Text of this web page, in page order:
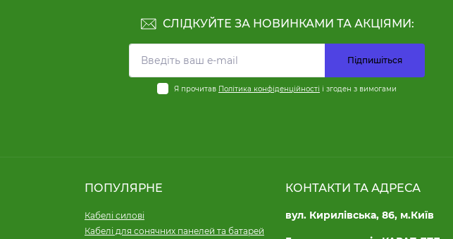
СЛІДКУЙТЕ ЗА НОВИНКАМИ ТА АКЦІЯМИ:
Підпишіться
Я прочитав Політика конфіденційності і згоден з вимогами
ПОПУЛЯРНЕ
Кабелі силові
Кабелі для сонячних панелей та батарей
КОНТАКТИ ТА АДРЕСА
вул. Кирилівська, 86, м.Київ